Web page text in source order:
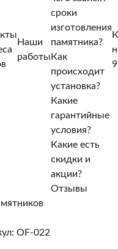
Наши
работы
сроки
изготовления
памятника?
Как
происходит
установка?
Какие
гарантийные
условия?
Какие есть
скидки и
акции?
Отзывы
OF-022